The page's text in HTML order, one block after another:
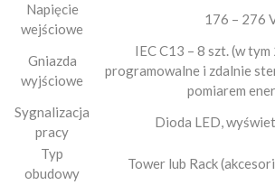
Napięcie
wejściowe
176 – 276
Gniazda
wyjściowe
IEC C13 – 8 szt. (w
programowalne i zdalnie
pomiarem
Sygnalizacja
pracy
Dioda LED,
Typ
obudowy
Tower lub Rack